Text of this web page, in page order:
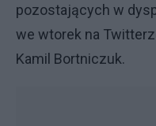
pozostających w
we wtorek na
Kamil Bortniczuk.